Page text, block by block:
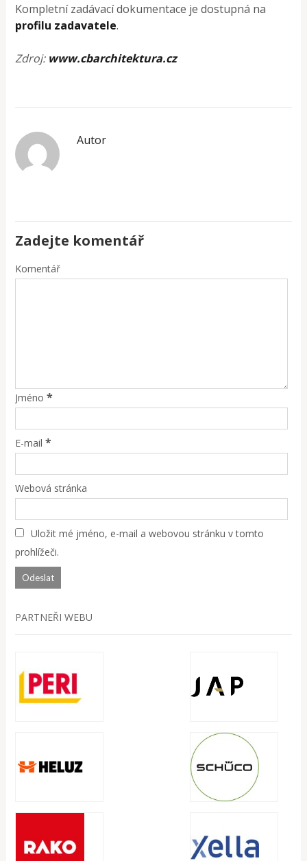
Kompletní zadávací dokumentace je dostupná na
profilu zadavatele.
Zdroj: www.cbarchitektura.cz
Autor
Zadejte komentář
Komentář
Jméno *
E-mail *
Webová stránka
Uložit mé jméno, e-mail a webovou stránku v tomto
prohlížeči.
PARTNEŘI WEBU